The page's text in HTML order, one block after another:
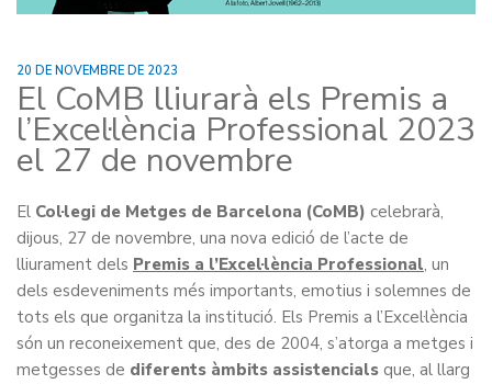
20 DE NOVEMBRE DE 2023
El CoMB lliurarà els Premis a
l’Excel·lència Professional 2023
el 27 de novembre
El Col·legi de Metges de Barcelona (CoMB) celebrarà,
dijous, 27 de novembre, una nova edició de l’acte de
lliurament dels Premis a l’Excel·lència Professional, un
dels esdeveniments més importants, emotius i solemnes de
tots els que organitza la institució. Els Premis a l’Excel·lència
són un reconeixement que, des de 2004, s’atorga a metges i
metgesses de diferents àmbits assistencials que, al llarg